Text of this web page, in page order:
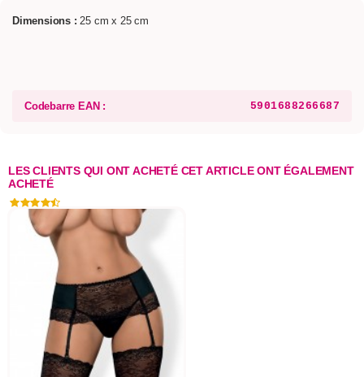
Dimensions : 25 cm x 25 cm
Codebarre EAN : 5901688266687
LES CLIENTS QUI ONT ACHETÉ CET ARTICLE ONT ÉGALEMENT
ACHETÉ